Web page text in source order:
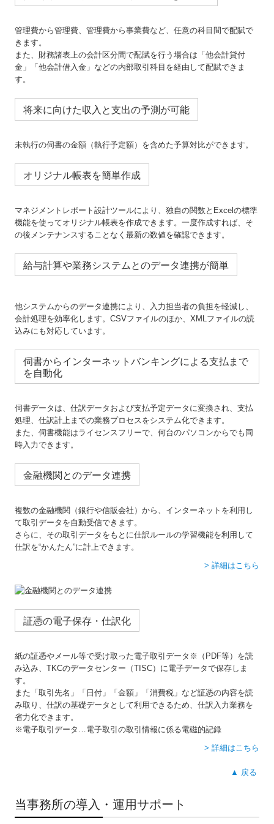
管理費から管理費、管理費から事業費など、任意の科目間で配賦で
きます。
また、財務諸表上の会計区分間で配賦を行う場合は「他会計貸付
金」「他会計借入金」などの内部取引科目を経由して配賦できま
す。
将来に向けた収入と支出の予測が可能
未執行の伺書の金額（執行予定額）を含めた予算対比ができます。
オリジナル帳表を簡単作成
マネジメントレポート設計ツールにより、独自の関数とExcelの標準
機能を使ってオリジナル帳表を作成できます。一度作成すれば、そ
の後メンテナンスすることなく最新の数値を確認できます。
給与計算や業務システムとのデータ連携が簡単
他システムからのデータ連携により、入力担当者の負担を軽減し、
会計処理を効率化します。CSVファイルのほか、XMLファイルの読
込みにも対応しています。
伺書からインターネットバンキングによる支払まで
を自動化
伺書データは、仕訳データおよび支払予定データに変換され、支払
処理、仕訳計上までの業務プロセスをシステム化できます。
また、伺書機能はライセンスフリーで、何台のパソコンからでも同
時入力できます。
金融機関とのデータ連携
複数の金融機関（銀行や信販会社）から、インターネットを利用し
て取引データを自動受信できます。
さらに、その取引データをもとに仕訳ルールの学習機能を利用して
仕訳を“かんたん”に計上できます。
> 詳細はこちら
証憑の電子保存・仕訳化
紙の証憑やメール等で受け取った電子取引データ※（PDF等）を読
み込み、TKCのデータセンター（TISC）に電子データで保存しま
す。
また「取引先名」「日付」「金額」「消費税」など証憑の内容を読
み取り、仕訳の基礎データとして利用できるため、仕訳入力業務を
省力化できます。
※電子取引データ…電子取引の取引情報に係る電磁的記録
> 詳細はこちら
▲ 戻る
当事務所の導入・運用サポート